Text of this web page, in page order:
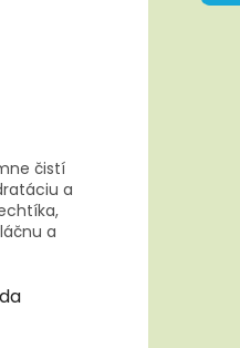
čistí
a
a